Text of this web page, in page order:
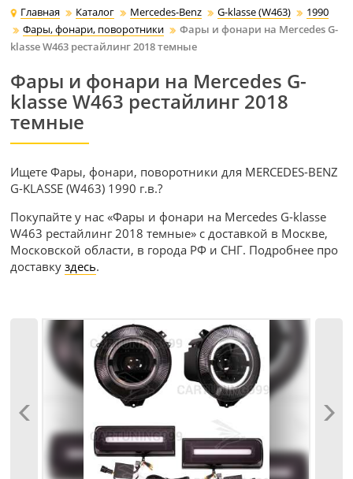
Главная Каталог Mercedes-Benz G-klasse (W463)
1990
Фары, фонари, поворотники
Фары и фонари на Mercedes G-
klasse W463 рестайлинг 2018 темные
Фары и фонари на Mercedes G-
klasse W463 рестайлинг 2018
темные
Ищете Фары, фонари, поворотники для MERCEDES-BENZ
G-KLASSE (W463) 1990 г.в.?
Покупайте у нас «Фары и фонари на Mercedes G-klasse
W463 рестайлинг 2018 темные» с доставкой в Москве,
Московской области, в города РФ и СНГ. Подробнее про
доставкуздесь.